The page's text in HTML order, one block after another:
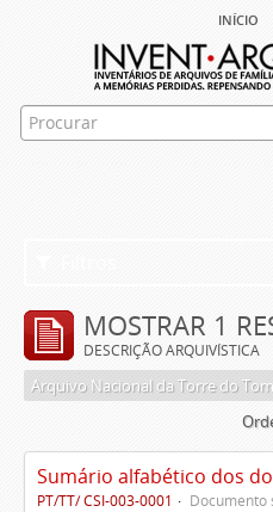
início
MOSTRAR 1
DESCRIÇÃO ARQUIVÍSTICA
Arquivo Nacional da Torre do
PT/TT/ CSI-003-0001 Documento